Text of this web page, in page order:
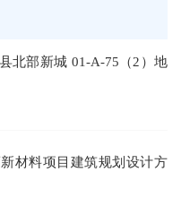
北部新城 01-A-75（2）地
材料项目建筑规划设计方